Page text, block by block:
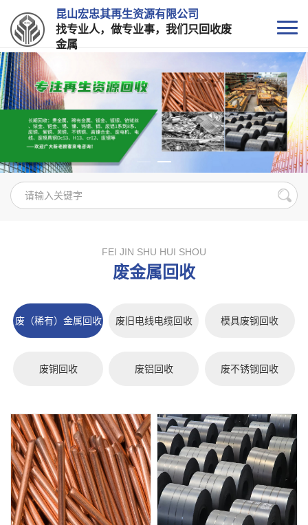
昆山宏忠其再生资源有限公司
找专业人，做专业事，我们只回收废
金属
FEI JIN SHU HUI SHOU
废金属回收
废（稀有）金属回收 废旧电线电缆回收 模具废钢回收
废铜回收 废铝回收 废不锈钢回收